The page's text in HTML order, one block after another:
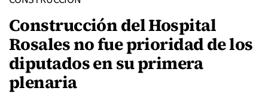
Construcción del Hospital
Rosales no fue prioridad de los
diputados en su primera
plenaria